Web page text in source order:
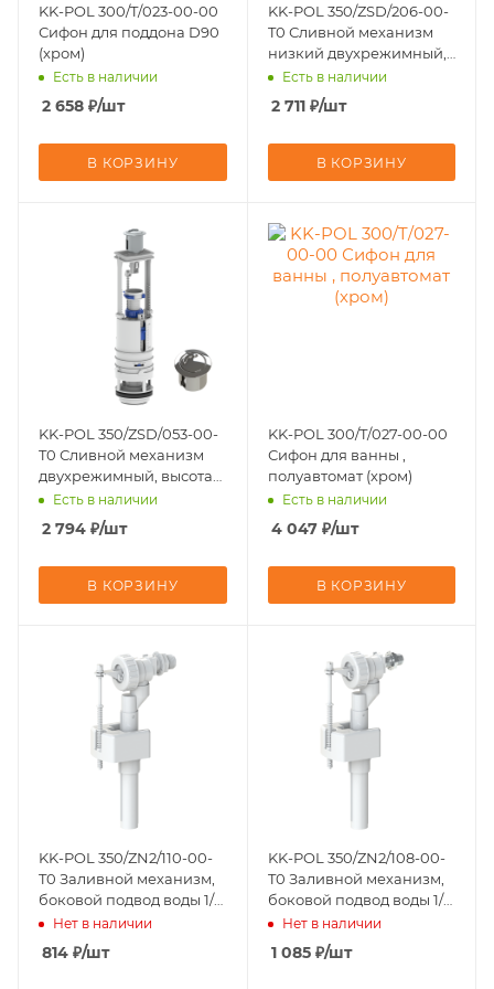
KK-POL 300/T/023-00-00
Сифон для поддона D90
(хром)
Есть в наличии
2 658 ₽/шт
В КОРЗИНУ
KK-POL 350/ZSD/206-00-
T0 Сливной механизм
низкий двухрежимный,
высота 315-365 мм
Есть в наличии
2 711₽/шт
В КОРЗИНУ
KK-POL 350/ZSD/053-00-
T0 Сливной механизм
двухрежимный, высота
300-420 мм
Есть в наличии
2 794 ₽/шт
В КОРЗИНУ
KK-POL 300/T/027-00-00
Сифон для ванны ,
полуавтомат (хром)
Есть в наличии
4 047₽/шт
В КОРЗИНУ
KK-POL 350/ZN2/110-00-
T0 Заливной механизм,
боковой подвод воды 1/2,
штуцер пластик
Нет в наличии
814 ₽/шт
KK-POL 350/ZN2/108-00-
T0 Заливной механизм,
боковой подвод воды 1/2,
штуцер пластик
Нет в наличии
1 085₽/шт